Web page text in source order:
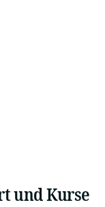
und Kurse